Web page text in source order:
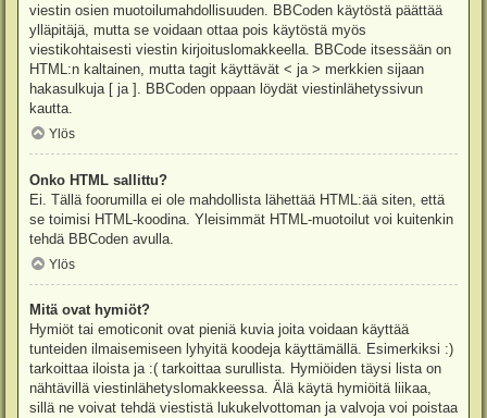
viestin osien muotoilumahdollisuuden. BBCoden käytöstä päättää
ylläpitäjä, mutta se voidaan ottaa pois käytöstä myös
viestikohtaisesti viestin kirjoituslomakkeella. BBCode itsessään on
HTML:n kaltainen, mutta tagit käyttävät < ja > merkkien sijaan
hakasulkuja [ ja ]. BBCoden oppaan löydät viestinlähetyssivun
kautta.
Ylös
Onko HTML sallittu?
Ei. Tällä foorumilla ei ole mahdollista lähettää HTML:ää siten, että
se toimisi HTML-koodina. Yleisimmät HTML-muotoilut voi kuitenkin
tehdä BBCoden avulla.
Ylös
Mitä ovat hymiöt?
Hymiöt tai emoticonit ovat pieniä kuvia joita voidaan käyttää
tunteiden ilmaisemiseen lyhyitä koodeja käyttämällä. Esimerkiksi :)
tarkoittaa iloista ja :( tarkoittaa surullista. Hymiöiden täysi lista on
nähtävillä viestinlähetyslomakkeessa. Älä käytä hymiöitä liikaa,
sillä ne voivat tehdä viestistä lukukelvottoman ja valvoja voi poistaa